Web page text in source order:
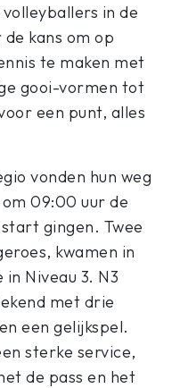
in de
kans om op
te maken met
gooi-vormen tot
een punt, alles
vonden hun weg
09:00 uur de
gingen. Twee
kwamen in
Niveau 3. N3
met drie
een gelijkspel.
sterke service,
de pass en het